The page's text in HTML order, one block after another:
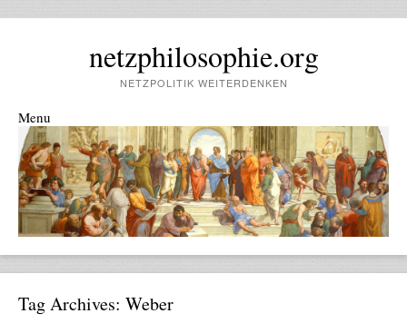
netzphilosophie.org
NETZPOLITIK WEITERDENKEN
Menu
Skip to content
Tag Archives: Weber